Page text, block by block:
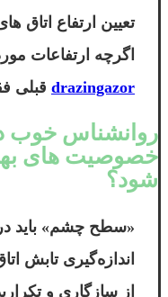
تعیین ارتفاع اتاق
اگرچه ارتفاعات
drazingazor قبلی
روانشناس خوب
خصوصیت های
شود؟
«سطح چشم» باید در
اندازه‌گیری تابش
از سازگاری و